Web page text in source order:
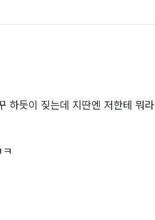
하듯이 짖는데 지딴엔 저한테 뭐